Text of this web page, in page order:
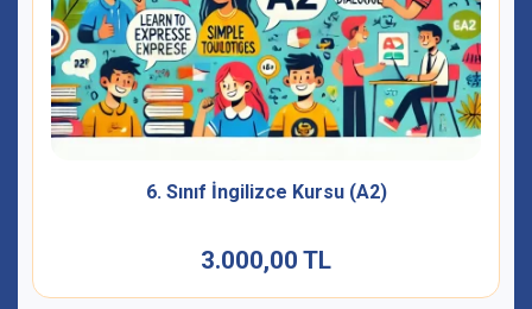
6. Sınıf İngilizce Kursu (A2)
3.000,00 TL